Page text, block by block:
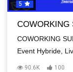
5
COWORKING
COWORKING
Event Hybride,
90.6K 100